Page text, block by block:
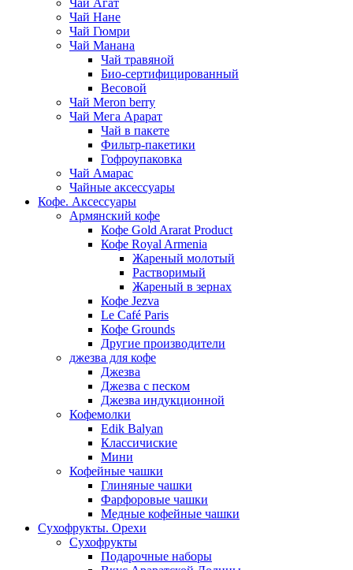
Чай Агат
Чай Нане
Чай Гюмри
Чай Манана
Чай травяной
Био-сертифицированный
Весовой
Чай Meron berry
Чай Мега Арарат
Чай в пакете
Фильтр-пакетики
Гофроупаковка
Чай Амарас
Чайные аксессуары
Кофе. Аксессуары
Армянский кофе
Кофе Gold Ararat Product
Кофе Royal Armenia
Жареный молотый
Растворимый
Жареный в зернах
Кофе Jezva
Le Café Paris
Кофе Grounds
Другие производители
джезва для кофе
Джезва
Джезва с песком
Джезва индукционной
Кофемолки
Edik Balyan
Классичиские
Мини
Кофейные чашки
Глиняные чашки
Фарфоровые чашки
Медные кофейные чашки
Сухофрукты. Орехи
Сухофрукты
Подарочные наборы